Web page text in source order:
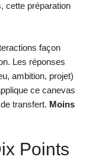
cette préparation
façon
Les réponses
ambition, projet)
ce canevas
transfert. Moins
Points